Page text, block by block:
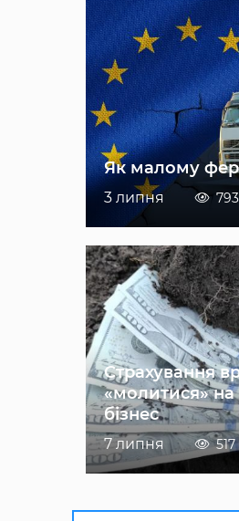
Як малому
3 липня 793
Страхування
«молитися» на
бізнес
7 липня 517